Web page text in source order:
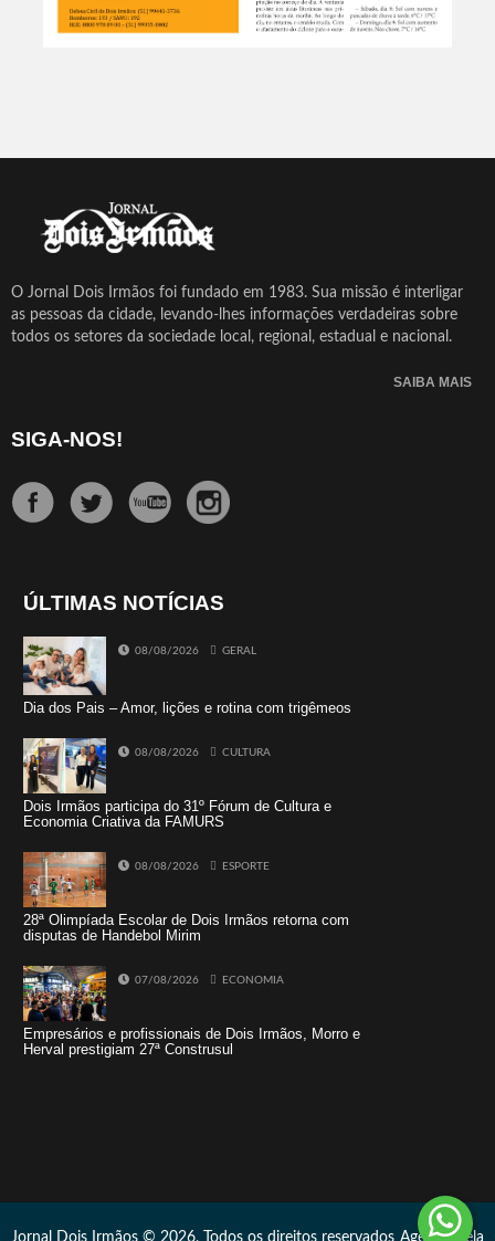
O Jornal Dois Irmãos foi fundado em 1983. Sua missão é interligar
as pessoas da cidade, levando-lhes informações verdadeiras sobre
todos os setores da sociedade local, regional, estadual e nacional.
SAIBA MAIS
SIGA-NOS!
ÚLTIMAS NOTÍCIAS
08/08/2026 GERAL
Dia dos Pais – Amor, lições e rotina com trigêmeos
08/08/2026 CULTURA
Dois Irmãos participa do 31º Fórum de Cultura e
Economia Criativa da FAMURS
08/08/2026 ESPORTE
28ª Olimpíada Escolar de Dois Irmãos retorna com
disputas de Handebol Mirim
07/08/2026 ECONOMIA
Empresários e profissionais de Dois Irmãos, Morro e
Herval prestigiam 27ª Construsul